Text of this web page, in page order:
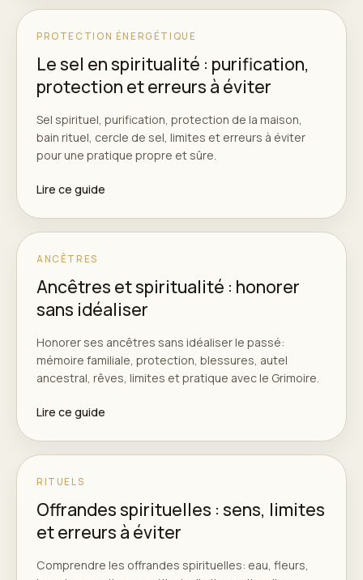
PROTECTION ÉNERGÉTIQUE
Le sel en spiritualité : purification,
protection et erreurs à éviter
Sel spirituel, purification, protection de la maison,
bain rituel, cercle de sel, limites et erreurs à éviter
pour une pratique propre et sûre.
Lire ce guide
ANCÊTRES
Ancêtres et spiritualité : honorer
sans idéaliser
Honorer ses ancêtres sans idéaliser le passé:
mémoire familiale, protection, blessures, autel
ancestral, rêves, limites et pratique avec le Grimoire.
Lire ce guide
RITUELS
Offrandes spirituelles : sens, limites
et erreurs à éviter
Comprendre les offrandes spirituelles: eau, fleurs,